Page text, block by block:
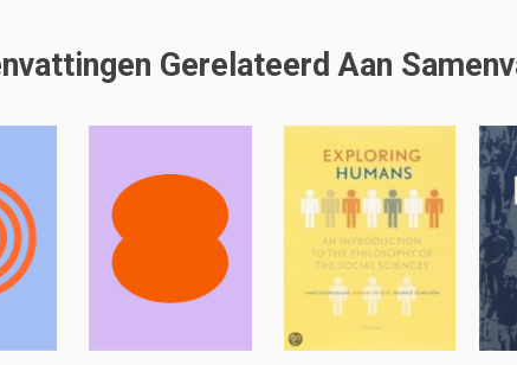
lezen, klik hier:Gerelateerd Aan